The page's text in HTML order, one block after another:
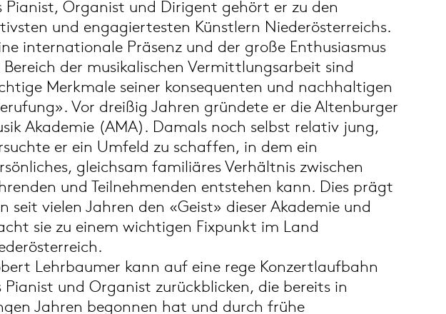
Pianist, Organist und Dirigent gehört er zu den
und engagiertesten Künstlern Niederösterreichs.
internationale Präsenz und der große Enthusiasmus
der musikalischen Vermittlungsarbeit sind
Merkmale seiner konsequenten und nachhaltigen
Vor dreißig Jahren gründete er die Altenburger
Akademie (AMA). Damals noch selbst relativ jung,
er ein Umfeld zu schaffen, in dem ein
gleichsam familiäres Verhältnis zwischen
und Teilnehmenden entstehen kann. Dies prägt
seit vielen Jahren den «Geist» dieser Akademie und
sie zu einem wichtigen Fixpunkt im Land
Lehrbaumer kann auf eine rege Konzertlaufbahn
Pianist und Organist zurückblicken, die bereits in
Jahren begonnen hat und durch frühe